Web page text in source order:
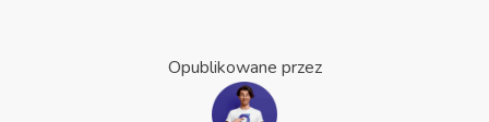
Opublikowane przez